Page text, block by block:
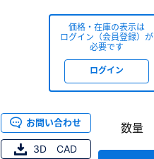
価格・在庫の表示は
ログイン（会員登録）が
必要です
ログイン
お問い合わせ
3D CAD
数量